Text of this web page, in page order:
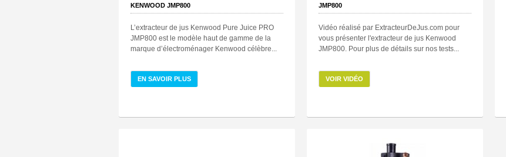
KENWOOD JMP800
L’extracteur de jus Kenwood Pure Juice PRO
JMP800 est le modèle haut de gamme de la
marque d’électroménager Kenwood célèbre...
EN SAVOIR PLUS
JMP800
Vidéo réalisé par ExtracteurDeJus.com pour
vous présenter l'extracteur de jus Kenwood
JMP800. Pour plus de détails sur nos tests...
VOIR VIDÉO